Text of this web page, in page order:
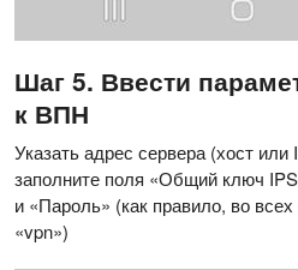
Шаг 5. Ввести
к ВПН
Указать адрес сервера (хост или
заполните поля «Общий ключ
и «Пароль» (как правило, во
«vpn»)